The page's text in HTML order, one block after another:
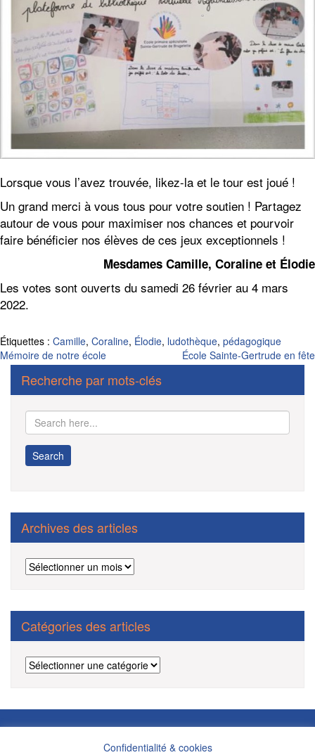
Lorsque vous l’avez trouvée, likez-la et le tour est joué !
Un grand merci à vous tous pour votre soutien ! Partagez
autour de vous pour maximiser nos chances et pourvoir
faire bénéficier nos élèves de ces jeux exceptionnels !
Mesdames Camille, Coraline et Élodie
Les votes sont ouverts du samedi 26 février au 4 mars
2022.
Étiquettes : Camille, Coraline, Élodie, ludothèque, pédagogique
Navigation
de
l’article
Mémoire de notre école École Sainte-Gertrude en fête
Recherche par mots-clés
Archives des articles
Archives
des
Catégories des articles
Catégories
des
Confidentialité & cookies